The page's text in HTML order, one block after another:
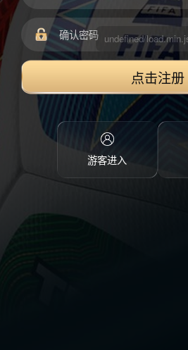
点击注册
游客进入